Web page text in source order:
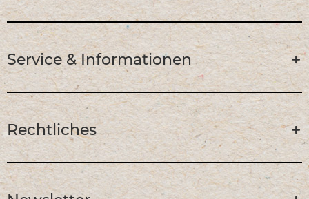
Service & Informationen
Rechtliches